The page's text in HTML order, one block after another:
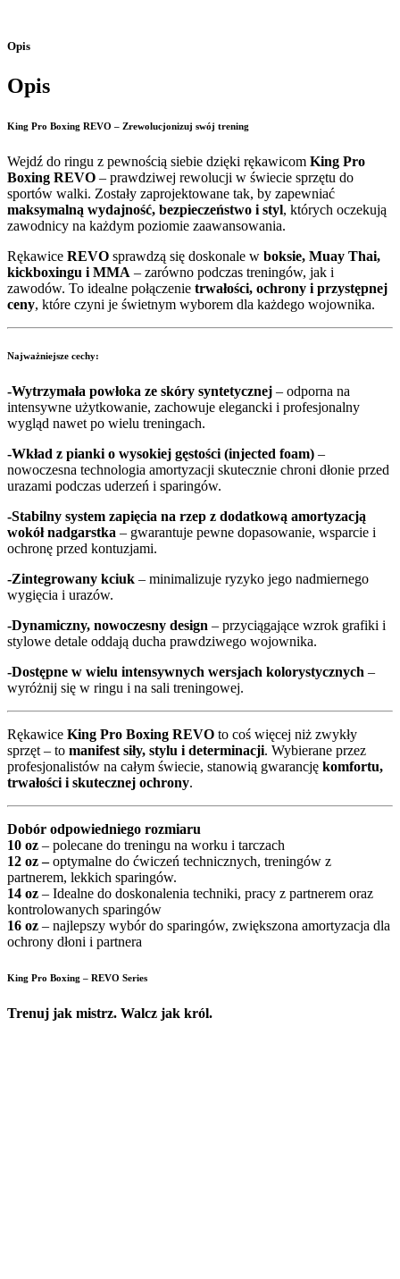
Opis
Opis
King Pro Boxing REVO – Zrewolucjonizuj swój trening
Wejdź do ringu z pewnością siebie dzięki rękawicom King Pro
Boxing REVO – prawdziwej rewolucji w świecie sprzętu do
sportów walki. Zostały zaprojektowane tak, by zapewniać
maksymalną wydajność, bezpieczeństwo i styl, których oczekują
zawodnicy na każdym poziomie zaawansowania.
Rękawice REVO sprawdzą się doskonale w boksie, Muay Thai,
kickboxingu i MMA – zarówno podczas treningów, jak i
zawodów. To idealne połączenie trwałości, ochrony i przystępnej
ceny, które czyni je świetnym wyborem dla każdego wojownika.
Najważniejsze cechy:
-Wytrzymała powłoka ze skóry syntetycznej – odporna na
intensywne użytkowanie, zachowuje elegancki i profesjonalny
wygląd nawet po wielu treningach.
-Wkład z pianki o wysokiej gęstości (injected foam) –
nowoczesna technologia amortyzacji skutecznie chroni dłonie przed
urazami podczas uderzeń i sparingów.
-Stabilny system zapięcia na rzep z dodatkową amortyzacją
wokół nadgarstka – gwarantuje pewne dopasowanie, wsparcie i
ochronę przed kontuzjami.
-Zintegrowany kciuk – minimalizuje ryzyko jego nadmiernego
wygięcia i urazów.
-Dynamiczny, nowoczesny design – przyciągające wzrok grafiki i
stylowe detale oddają ducha prawdziwego wojownika.
-Dostępne w wielu intensywnych wersjach kolorystycznych –
wyróżnij się w ringu i na sali treningowej.
Rękawice King Pro Boxing REVO to coś więcej niż zwykły
sprzęt – to manifest siły, stylu i determinacji. Wybierane przez
profesjonalistów na całym świecie, stanowią gwarancję komfortu,
trwałości i skutecznej ochrony.
Dobór odpowiedniego rozmiaru
10 oz – polecane do treningu na worku i tarczach
12 oz –optymalne do ćwiczeń technicznych, treningów z
partnerem, lekkich sparingów.
14 oz – Idealne do doskonalenia techniki, pracy z partnerem oraz
kontrolowanych sparingów
16 oz – najlepszy wybór do sparingów, zwiększona amortyzacja dla
ochrony dłoni i partnera
King Pro Boxing – REVO Series
Trenuj jak mistrz. Walcz jak król.